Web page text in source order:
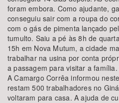
foram embora. Como ajudante,
conseguiu sair com a roupa do
com o gás de pimenta lançado
tumulto. Saiu a pé às 8h de
15h em Nova Mutum, a cidade
trabalhar na usina por conta
a passagem para visitar a
A Camargo Corrêa informou
restam 500 trabalhadores no
voltaram para casa. A ajuda de